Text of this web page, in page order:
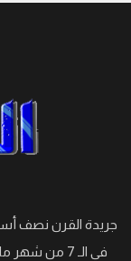
جريدة القرن نصف